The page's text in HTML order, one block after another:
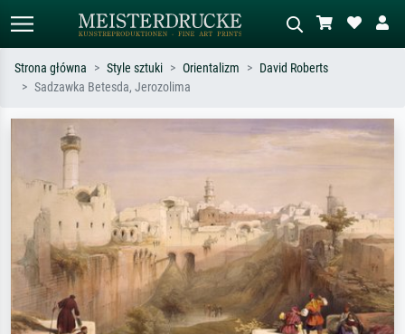
Szukaj wg artysty, tytułu lub stylu – np.
Monet, Gwiaździsta noc,
impresjonizm, fala Hokusaia, akt.
Opisz scenę – np. zielona łąka,
abstrakcja z czerwienią, ciemny olej,
Strona główna Style sztuki Orientalizm
David Roberts
Sadzawka Betesda, Jerozolima